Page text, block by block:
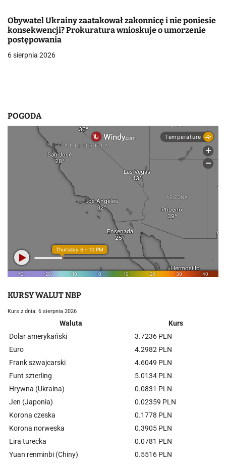
p
i
Obywatel Ukrainy zaatakował zakonnicę i nie poniesie
konsekwencji? Prokuratura wnioskuje o umorzenie
postępowania
6 sierpnia 2026
POGODA
KURSY WALUT NBP
Kurs z dnia: 6 sierpnia 2026
Waluta
Kurs
Dolar amerykański
3.7236 PLN
Euro
4.2982 PLN
Frank szwajcarski
4.6049 PLN
Funt szterling
5.0134 PLN
Hrywna (Ukraina)
0.0831 PLN
Jen (Japonia)
0.02359 PLN
Korona czeska
0.1778 PLN
Korona norweska
0.3905 PLN
Lira turecka
0.0781 PLN
Yuan renminbi (Chiny)
0.5516 PLN